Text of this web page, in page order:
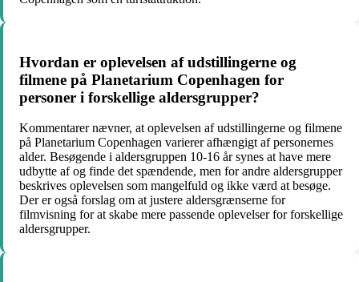
Hvordan er oplevelsen af udstillingerne og
filmene på Planetarium Copenhagen for
personer i forskellige aldersgrupper?
Kommentarer nævner, at oplevelsen af udstillingerne og filmene
på Planetarium Copenhagen varierer afhængigt af personernes
alder. Besøgende i aldersgruppen 10-16 år synes at have mere
udbytte af og finde det spændende, men for andre aldersgrupper
beskrives oplevelsen som mangelfuld og ikke værd at besøge.
Der er også forslag om at justere aldersgrænserne for
filmvisning for at skabe mere passende oplevelser for forskellige
aldersgrupper.